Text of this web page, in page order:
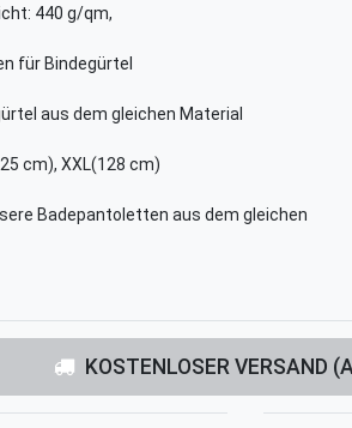
440 g/qm,
für Bindegürtel
aus dem gleichen Material
cm), XXL(128 cm)
Badepantoletten aus dem gleichen
KOSTENLOSER VERSAND